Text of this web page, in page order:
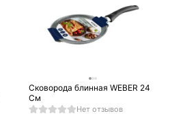
Сковорода блинная WEBER 24
См
Нет отзывов